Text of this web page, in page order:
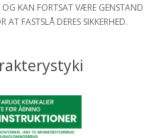
KAN FORTSAT VÆRE GENSTAND
AT FASTSLÅ DERES SIKKERHED.